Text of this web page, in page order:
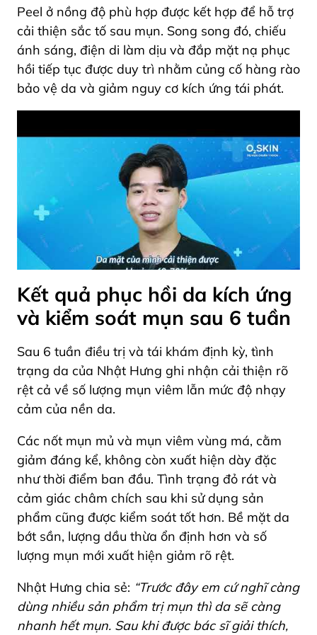
Peel ở nồng độ phù hợp được kết hợp để hỗ trợ
cải thiện sắc tố sau mụn. Song song đó, chiếu
ánh sáng, điện di làm dịu và đắp mặt nạ phục
hồi tiếp tục được duy trì nhằm củng cố hàng rào
bảo vệ da và giảm nguy cơ kích ứng tái phát.
Kết quả phục hồi da kích ứng
và kiểm soát mụn sau 6 tuần
Sau 6 tuần điều trị và tái khám định kỳ, tình
trạng da của Nhật Hưng ghi nhận cải thiện rõ
rệt cả về số lượng mụn viêm lẫn mức độ nhạy
cảm của nền da.
Các nốt mụn mủ và mụn viêm vùng má, cằm
giảm đáng kể, không còn xuất hiện dày đặc
như thời điểm ban đầu. Tình trạng đỏ rát và
cảm giác châm chích sau khi sử dụng sản
phẩm cũng được kiểm soát tốt hơn. Bề mặt da
bớt sần, lượng dầu thừa ổn định hơn và số
lượng mụn mới xuất hiện giảm rõ rệt.
Nhật Hưng chia sẻ: “Trước đây em cứ nghĩ càng
dùng nhiều sản phẩm trị mụn thì da sẽ càng
nhanh hết mụn. Sau khi được bác sĩ giải thích,